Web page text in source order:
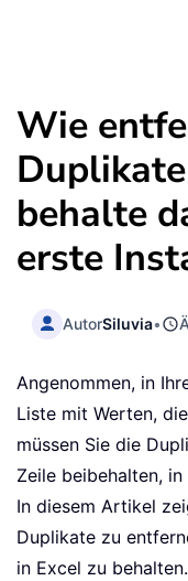
Wie
behalte
erste
AutorSiluvia•
Angenommen, in
Liste mit Werten,
müssen Sie die
Zeile beibehalten,
In diesem Artikel
Duplikate zu
in Excel zu behalten.